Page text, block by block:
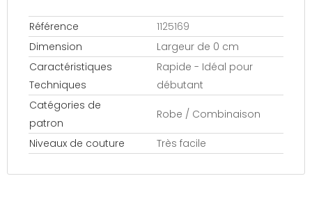
Référence
1125169
Dimension
Largeur de 0 cm
Caractéristiques
Techniques
Rapide - Idéal pour
débutant
Catégories de
patron
Robe / Combinaison
Niveaux de couture Très facile